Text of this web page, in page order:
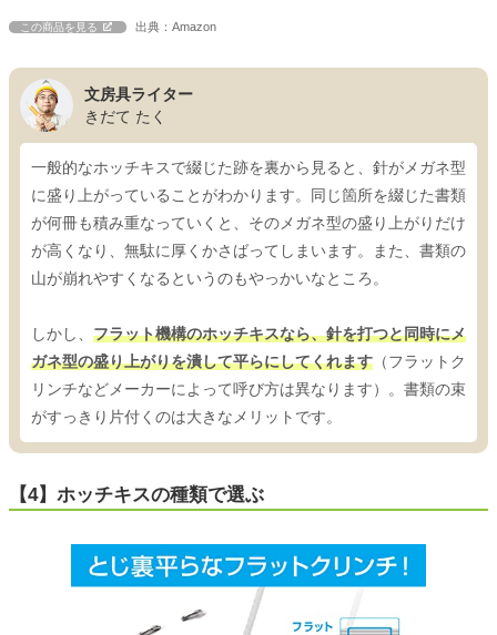
この商品を見る 出典：Amazon
文房具ライター
きだて たく
一般的なホッチキスで綴じた跡を裏から見ると、針がメガネ型
に盛り上がっていることがわかります。同じ箇所を綴じた書類
が何冊も積み重なっていくと、そのメガネ型の盛り上がりだけ
が高くなり、無駄に厚くかさばってしまいます。また、書類の
山が崩れやすくなるというのもやっかいなところ。
しかし、 フラット機構のホッチキスなら、針を打つと同時にメ
ガネ型の盛り上がりを潰して平らにしてくれます （フラットク
リンチなどメーカーによって呼び方は異なります）。書類の束
がすっきり片付くのは大きなメリットです。
【4】ホッチキスの種類で選ぶ